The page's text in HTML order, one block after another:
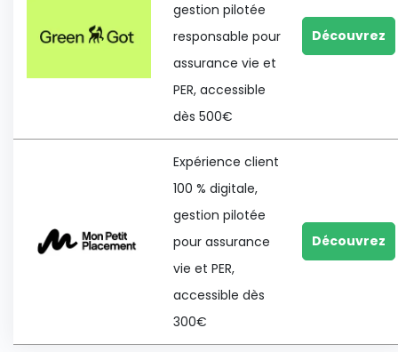
gestion pilotée
responsable pour
assurance vie et
PER, accessible
dès 500€
Découvrez
Expérience client
100 % digitale,
gestion pilotée
pour assurance
vie et PER,
accessible dès
300€
Découvrez